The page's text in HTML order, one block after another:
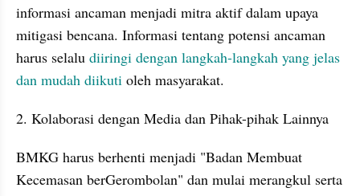
informasi ancaman menjadi mitra aktif dalam upaya
mitigasi bencana. Informasi tentang potensi ancaman
harus selalu diiringi dengan langkah-langkah yang jelas
dan mudah diikuti oleh masyarakat.
2. Kolaborasi dengan Media dan Pihak-pihak Lainnya
BMKG harus berhenti menjadi "Badan Membuat